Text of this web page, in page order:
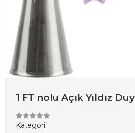
1 FT nolu Açık Yıldız Duy
Kategori: